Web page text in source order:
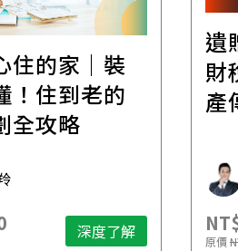
住的家｜裝
！住到老的
全攻略
深度了解
遺
財
產
原價